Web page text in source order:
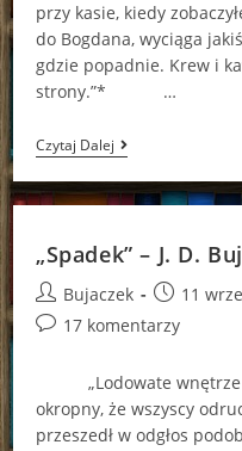
przy kasie, kiedy
do Bogdana, wyciąga
gdzie popadnie. Krew i
strony.”* …
Czytaj Dalej„Lista”
–
J.
D.
„Spadek” – J. D.
Post
author:
Bujaczek
Post
published:
11
Post17 komentarzy
„Lodowate wnętrze
okropny, że wszyscy
przeszedł w odgłos